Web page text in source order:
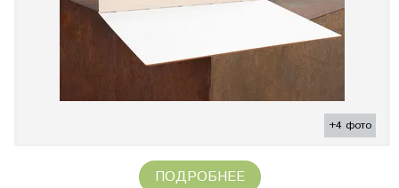
+4 фото
ПОДРОБНЕЕ